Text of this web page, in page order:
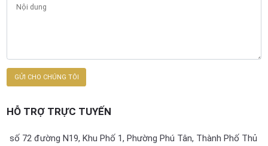
HỖ TRỢ TRỰC TUYẾN
số 72 đường N19, Khu Phố 1, Phường Phú Tân, Thành Phố Thủ